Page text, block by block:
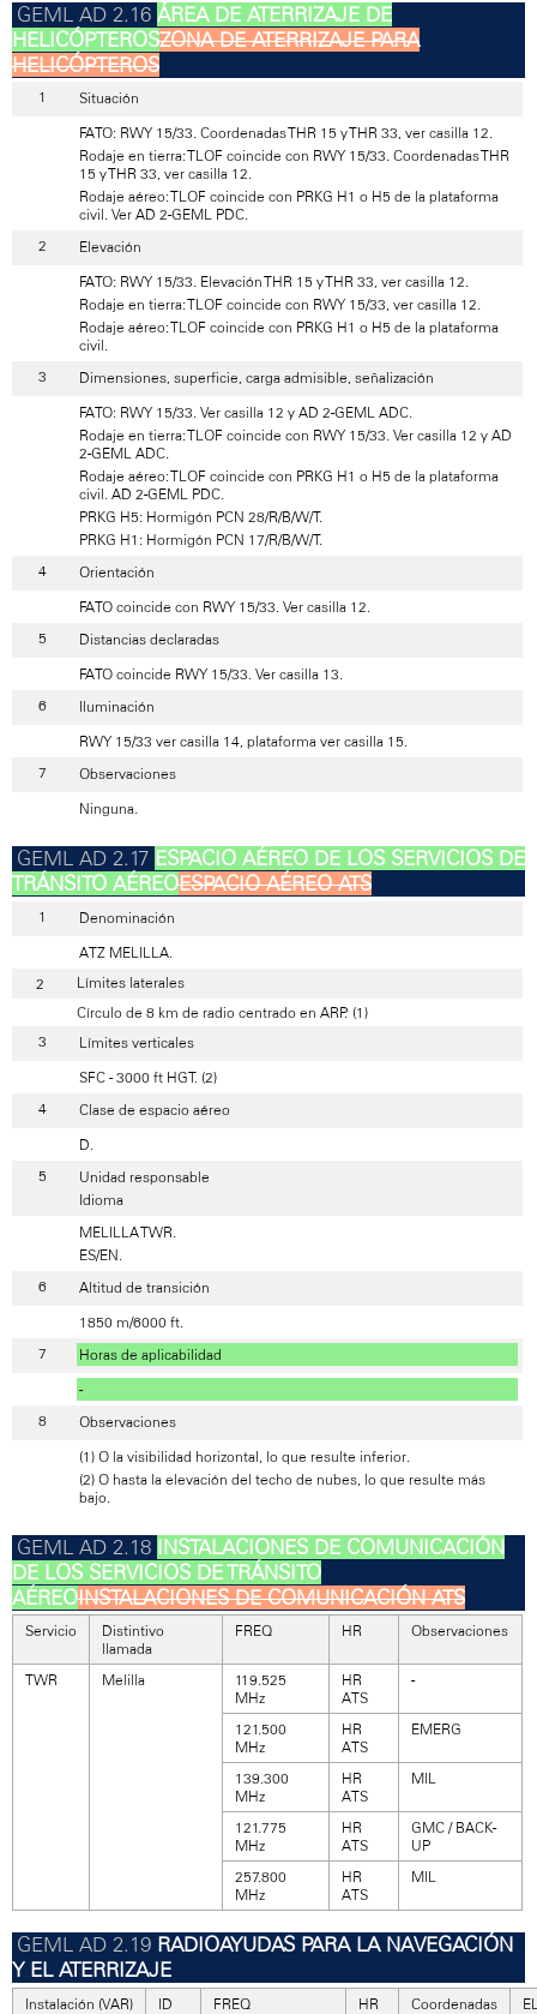
ÁREA DE ATERRIZAJE DE
HELICÓPTEROSZONA DE ATERRIZAJE PARA
HELICÓPTEROS
Situación
FATO: RWY 15/33. Coordenadas THR 15 y THR 33, ver casilla 12.
Rodaje en tierra: TLOF coincide con RWY 15/33. Coordenadas THR
15 y THR 33, ver casilla 12.
Rodaje aéreo: TLOF coincide con PRKG H1 o H5 de la plataforma
civil. Ver AD 2-GEML PDC.
Elevación
FATO: RWY 15/33. Elevación THR 15 y THR 33, ver casilla 12.
Rodaje en tierra: TLOF coincide con RWY 15/33, ver casilla 12.
Rodaje aéreo: TLOF coincide con PRKG H1 o H5 de la plataforma
civil.
Dimensiones, superficie, carga admisible, señalización
FATO: RWY 15/33. Ver casilla 12 y AD 2-GEML ADC.
Rodaje en tierra: TLOF coincide con RWY 15/33. Ver casilla 12 y AD
2-GEML ADC.
Rodaje aéreo: TLOF coincide con PRKG H1 o H5 de la plataforma
civil. AD 2-GEML PDC.
PRKG H5: Hormigón PCN 28/R/B/W/T.
PRKG H1: Hormigón PCN 17/R/B/W/T.
Orientación
FATO coincide con RWY 15/33. Ver casilla 12.
Distancias declaradas
FATO coincide RWY 15/33. Ver casilla 13.
Iluminación
RWY 15/33 ver casilla 14, plataforma ver casilla 15.
Observaciones
Ninguna.
ESPACIO AÉREO DE LOS SERVICIOS DE
TRÁNSITO AÉREOESPACIO AÉREO ATS
Denominación
ATZ MELILLA.
Límites laterales
Círculo de 8 km de radio centrado en ARP. (1)
Límites verticales
SFC - 3000 ft HGT. (2)
Clase de espacio aéreo
D.
Unidad responsable
Idioma
MELILLA TWR.
ES/EN.
Altitud de transición
1850 m/6000 ft.
Horas de aplicabilidad
-
Observaciones
(1) O la visibilidad horizontal, lo que resulte inferior.
(2) O hasta la elevación del techo de nubes, lo que resulte más
bajo.
INSTALACIONES DE COMUNICACIÓN
DE LOS SERVICIOS DE TRÁNSITO
AÉREOINSTALACIONES DE COMUNICACIÓN ATS
Servicio
Distintivo
llamada
FREQ HR Observaciones
TWR Melilla
119.525
MHz
HR
ATS
-
121.500
MHz
HR
ATS
EMERG
139.300
MHz
HR
ATS
MIL
121.775
MHz
HR
ATS
GMC / BACK-
UP
257.800
MHz
HR
ATS
MIL
RADIOAYUDAS PARA LA NAVEGACIÓN
Y EL ATERRIZAJE
Instalación (VAR) ID FREQ HR Coordenadas